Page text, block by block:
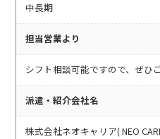
中長期
担当営業より
シフト相談可能ですので、ぜひ
派遣・紹介会社名
株式会社ネオキャリア( NEO